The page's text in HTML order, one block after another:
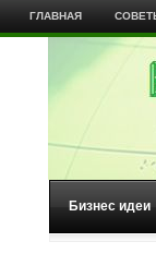
ГЛАВНАЯ
Бизнес идеи